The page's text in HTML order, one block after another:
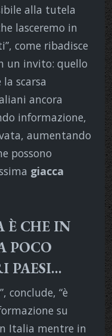
alla tutela
lasceremo in
come ribadisce
un invito: quello
scarsa
ancora
informazione,
aumentando
possono
giacca
È CHE IN
POCO
PAESI…
conclude, “è
su
Italia mentre in